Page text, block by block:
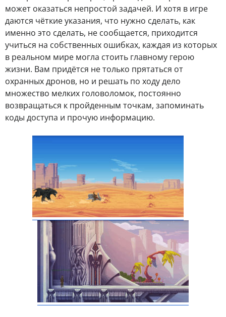
может оказаться непростой задачей. И хотя в игре
даются чёткие указания, что нужно сделать, как
именно это сделать, не сообщается, приходится
учиться на собственных ошибках, каждая из которых
в реальном мире могла стоить главному герою
жизни. Вам придётся не только прятаться от
охранных дронов, но и решать по ходу дело
множество мелких головоломок, постоянно
возвращаться к пройденным точкам, запоминать
коды доступа и прочую информацию.